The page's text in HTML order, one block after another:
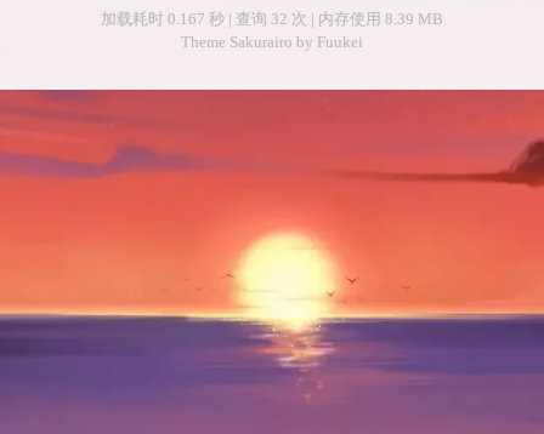
加载耗时 0.167 秒 | 查询 32 次 | 内存使用 8.39 MB
Theme Sakurairo by Fuukei